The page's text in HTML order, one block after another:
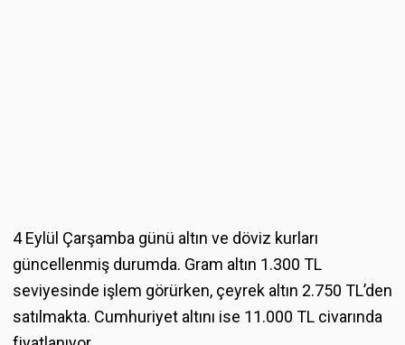
4 Eylül Çarşamba günü altın ve döviz kurları
güncellenmiş durumda. Gram altın 1.300 TL
seviyesinde işlem görürken, çeyrek altın 2.750 TL’den
satılmakta. Cumhuriyet altını ise 11.000 TL civarında